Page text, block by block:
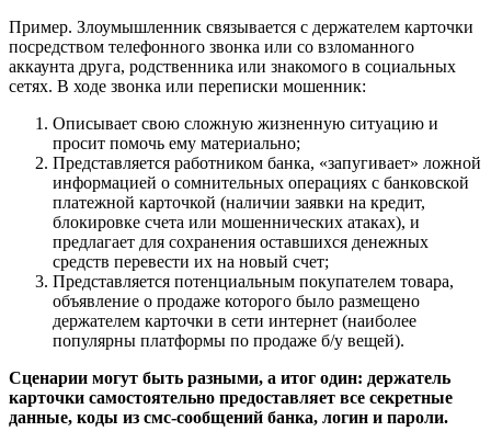
Пример. Злоумышленник связывается с держателем карточки
посредством телефонного звонка или со взломанного
аккаунта друга, родственника или знакомого в социальных
сетях. В ходе звонка или переписки мошенник:
Описывает свою сложную жизненную ситуацию и
просит помочь ему материально;
Представляется работником банка, «запугивает» ложной
информацией о сомнительных операциях с банковской
платежной карточкой (наличии заявки на кредит,
блокировке счета или мошеннических атаках), и
предлагает для сохранения оставшихся денежных
средств перевести их на новый счет;
Представляется потенциальным покупателем товара,
объявление о продаже которого было размещено
держателем карточки в сети интернет (наиболее
популярны платформы по продаже б/у вещей).
Сценарии могут быть разными, а итог один: держатель
карточки самостоятельно предоставляет все секретные
данные, коды из смс-сообщений банка, логин и пароли.